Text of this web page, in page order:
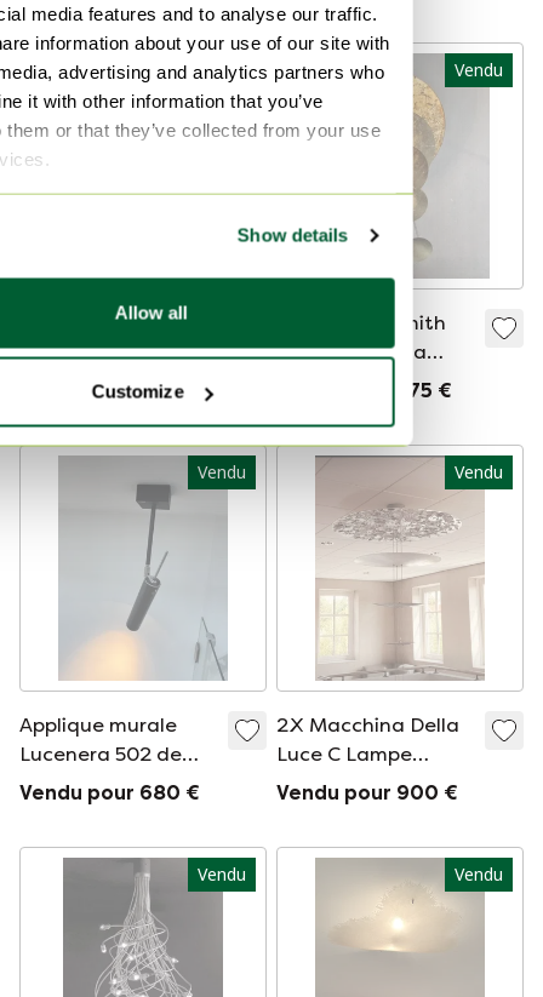
media features and to analyse our traffic.
information about your use of our site with
advertising and analytics partners who
it with other information that you’ve
them or that they’ve collected from your use
Show details
Allow all
Customize
Vendu
Catellani & Smith
Lampe à suspension
Lederam Manta S1
Vendu pour 350 €
Vendu
Catellani & Smith
Macchina Della
Vendu pour 575 €
Vendu
Applique murale
Lucenera 502 de
Catellani & Smith,
lot de 4
Vendu pour 680 €
Vendu
2X Macchina Della
Luce C Lampe
pendante à leds de
couleur argentée
Vendu pour 900 €
Vendu Vendu